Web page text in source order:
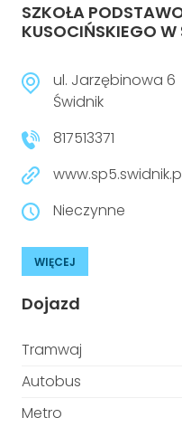
SZKOŁA
KUSOCIŃSKIEGO W
ul. Jarzębinowa 6
Świdnik
817513371
Nieczynne
WIĘCEJ
Dojazd
Tramwaj
Autobus
Metro